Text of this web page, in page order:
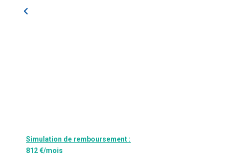
Simulation de remboursement :
812 €/mois